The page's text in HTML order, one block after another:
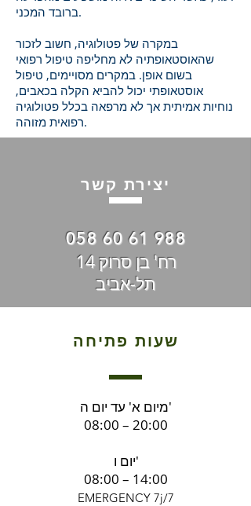
ברובד המכני.
במקרה של פטולוגיה, חשוב לזכור
שהאוסטאופתיה לא מחליפה טיפול רפואי
בשום אופן. במקרים מסויימים, טיפול
אוסטאופתי יכול להביא הקלה בכאבים,
נוחיות אמיתית אך לא מרפאה בכלל פטולוגיה
רפואית מזוהה.
יצירת קשר
058 60 61 988
רח' בן סרוק 14
תל-אביב
שעות פתיחה
מיום א' עד יום ה'
08:00 – 20:00
יום ו'
08:00 – 14:00
EMERGENCY 7j/7